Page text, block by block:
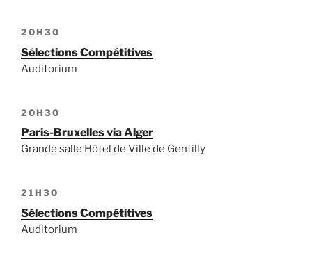
20H30
Sélections Compétitives
Auditorium
20H30
Paris-Bruxelles via Alger
Grande salle Hôtel de Ville de Gentilly
21H30
Sélections Compétitives
Auditorium